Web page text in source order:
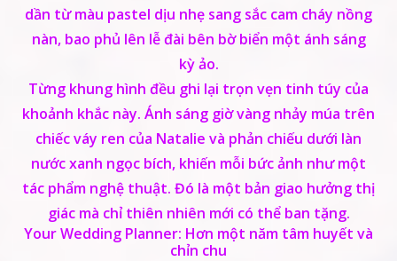
dần từ màu pastel dịu nhẹ sang sắc cam cháy nồng
nàn, bao phủ lên lễ đài bên bờ biển một ánh sáng
kỳ ảo.
Từng khung hình đều ghi lại trọn vẹn tinh túy của
khoảnh khắc này. Ánh sáng giờ vàng nhảy múa trên
chiếc váy ren của Natalie và phản chiếu dưới làn
nước xanh ngọc bích, khiến mỗi bức ảnh như một
tác phẩm nghệ thuật. Đó là một bản giao hưởng thị
giác mà chỉ thiên nhiên mới có thể ban tặng.
Your Wedding Planner: Hơn một năm tâm huyết và
chỉn chu